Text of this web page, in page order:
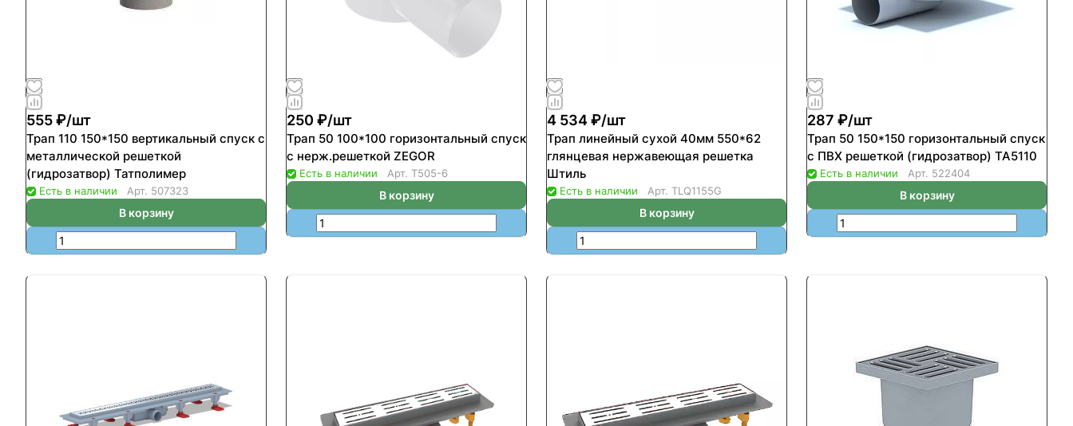
555 ₽/шт
Трап 110 150*150 вертикальный спуск с
металлической решеткой
(гидрозатвор) Татполимер
Есть в наличии Арт. 507323
В корзину
250 ₽/шт
Трап 50 100*100 горизонтальный спуск
с нерж.решеткой ZEGOR
Есть в наличии Арт. T505-6
В корзину
4 534 ₽/шт
Трап линейный сухой 40мм 550*62
глянцевая нержавеющая решетка
Штиль
Есть в наличии Арт. TLQ1155G
В корзину
287 ₽/шт
Трап 50 150*150 горизонтальный спуск
с ПВХ решеткой (гидрозатвор) ТА5110
Есть в наличии Арт. 522404
В корзину